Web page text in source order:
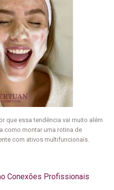
que essa tendência vai muito além
como montar uma rotina de
com ativos multifuncionais.
Conexões Profissionais